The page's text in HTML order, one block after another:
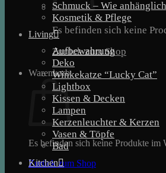
Es befinden sich keine
Zurück zum Shop
Warenkorb
Es befinden sich keine Produkte im
Zurück zum Shop
Schmuck – Wie
Kosmetik & Pflege
Living
Aufbewahrung
Deko
Winkekatze “Lucky Cat”
Lightbox
Kissen & Decken
Lampen
Kerzenleuchter & Kerzen
Vasen & Töpfe
Bad
Kitchen